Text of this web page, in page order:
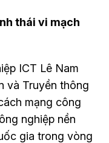
thái vi mạch
ICT Lê Nam
và Truyền thông
mạng công
nghiệp nền
gia trong vòng